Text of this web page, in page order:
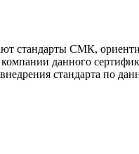
стандарты СМК,
данного
стандарта по